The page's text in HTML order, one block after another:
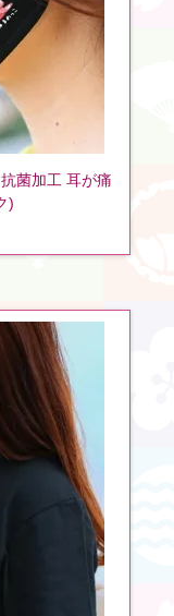
菌加工 耳が痛
)